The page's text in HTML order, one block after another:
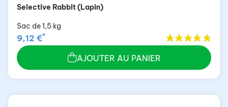
Selective Rabbit (Lapin)
Sac de 1,5 kg
9,12 €*
AJOUTER AU PANIER